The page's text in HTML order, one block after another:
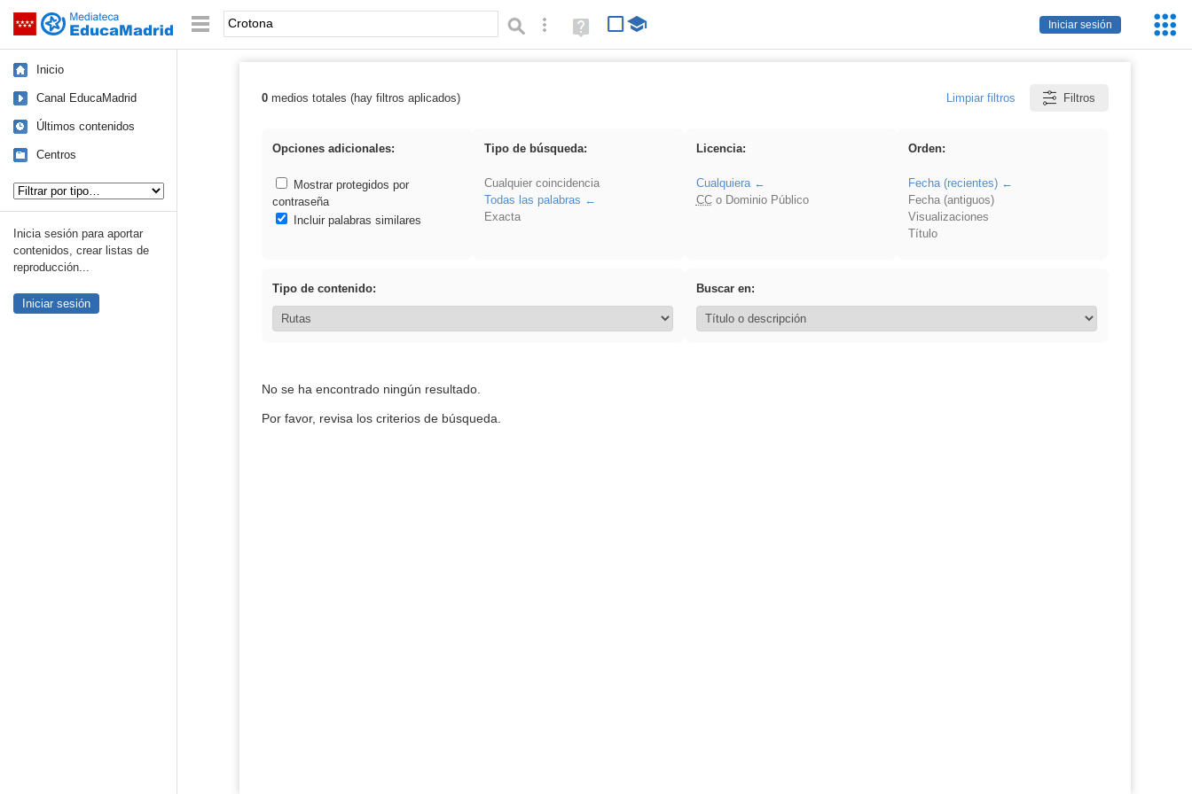
Saltar navegación
Iniciar sesión
Palabra o frase: Búsqueda avanzada
Ayuda
(en
Inicio
Canal EducaMadrid
Últimos contenidos
Centros
Inicia sesión para aportar
contenidos, crear listas de
reproducción...
Iniciar sesión
Resultados de: Crotona
0medios totales (hay filtros aplicados) Limpiar filtros Filtros
Opciones adicionales:
Mostrar protegidos por
contraseña
Incluir palabras similares
Tipo de búsqueda:
Cualquier coincidencia
Todas las palabras
Exacta
Licencia:
Cualquiera
CCo Dominio Público
Orden:
Fecha (recientes)
Fecha (antiguos)
Visualizaciones
Título
Tipo de contenido: Buscar en:
No se ha encontrado ningún resultado.
Por favor, revisa los criterios de búsqueda.